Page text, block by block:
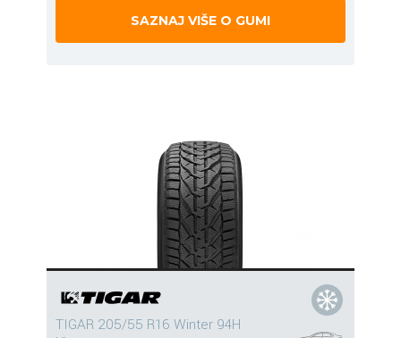
SAZNAJ VIŠE O GUMI
TIGAR 205/55 R16 Winter 94H